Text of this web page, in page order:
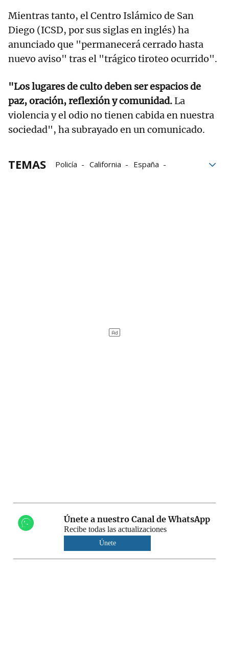
Mientras tanto, el Centro Islámico de San
Diego (ICSD, por sus siglas en inglés) ha
anunciado que "permanecerá cerrado hasta
nuevo aviso" tras el "trágico tiroteo ocurrido".
"Los lugares de culto deben ser espacios de
paz, oración, reflexión y comunidad.La
violencia y el odio no tienen cabida en nuestra
sociedad", ha subrayado en un comunicado.
TEMAS Policía California
España
Únete a nuestro Canal de WhatsApp
Recibe todas las actualizaciones
Únete